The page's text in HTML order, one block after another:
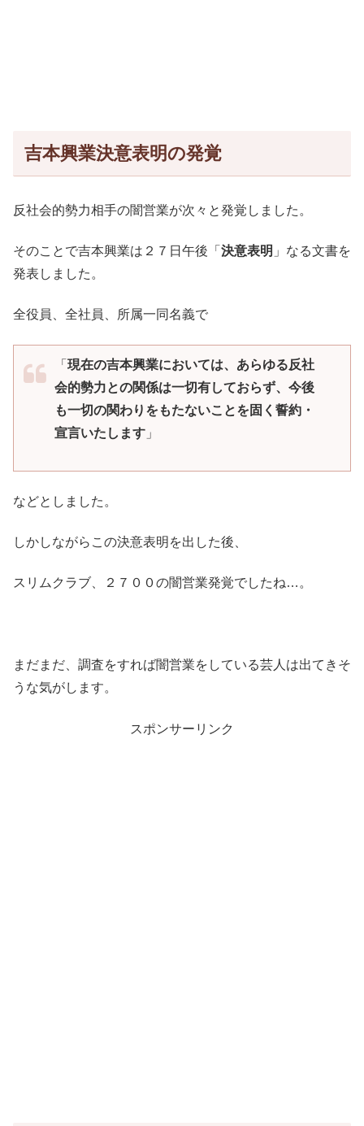
吉本興業決意表明の発覚
反社会的勢力相手の闇営業が次々と発覚しました。
そのことで吉本興業は２７日午後「 決意表明 」なる文書を
発表しました。
全役員、全社員、所属一同名義で
「 現在の吉本興業においては、あらゆる反社
会的勢力との関係は一切有しておらず、今後
も一切の関わりをもたないことを固く誓約・
宣言いたします 」
などとしました。
しかしながらこの決意表明を出した後、
スリムクラブ、２７００の闇営業発覚でしたね…。
まだまだ、調査をすれば闇営業をしている芸人は出てきそ
うな気がします。
スポンサーリンク